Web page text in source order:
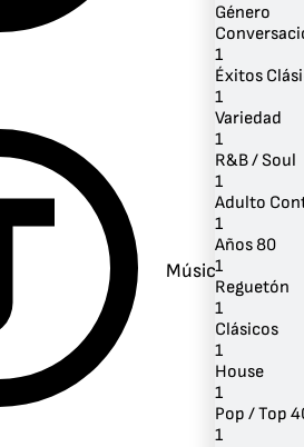
Música
Género
1
Éxitos
1
Variedad
1
R&B / Soul
1
Adulto
1
Años 80
1
Reguetón
1
Clásicos
1
House
1
Pop / Top
1